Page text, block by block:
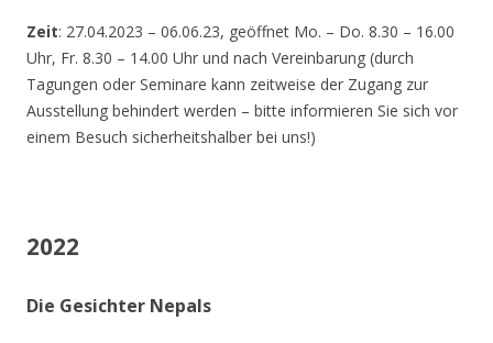
Zeit: 27.04.2023 – 06.06.23, geöffnet Mo. – Do. 8.30 – 16.00
Uhr, Fr. 8.30 – 14.00 Uhr und nach Vereinbarung (durch
Tagungen oder Seminare kann zeitweise der Zugang zur
Ausstellung behindert werden – bitte informieren Sie sich vor
einem Besuch sicherheitshalber bei uns!)
2022
Die Gesichter Nepals